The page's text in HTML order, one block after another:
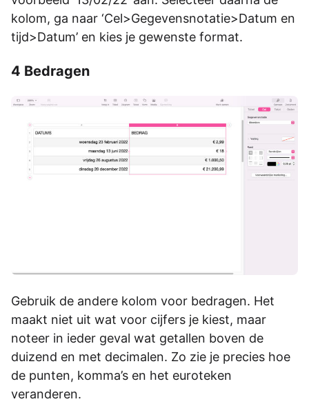
kolom, ga naar ‘Cel>Gegevensnotatie>Datum en
tijd>Datum’ en kies je gewenste format.
4 Bedragen
Gebruik de andere kolom voor bedragen. Het
maakt niet uit wat voor cijfers je kiest, maar
noteer in ieder geval wat getallen boven de
duizend en met decimalen. Zo zie je precies hoe
de punten, komma’s en het euroteken
veranderen.